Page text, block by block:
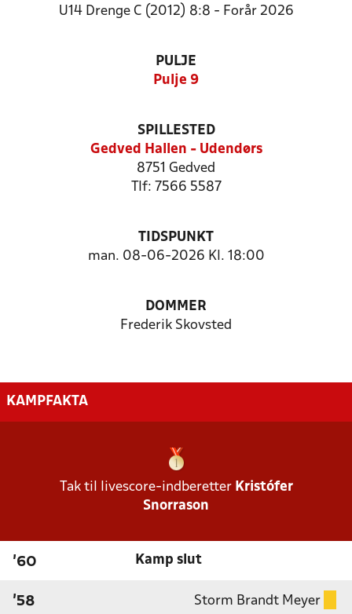
U14 Drenge C (2012) 8:8 - Forår 2026
PULJE
Pulje 9
SPILLESTED
Gedved Hallen - Udendørs
8751 Gedved
Tlf: 7566 5587
TIDSPUNKT
man. 08-06-2026 Kl. 18:00
DOMMER
Frederik Skovsted
KAMPFAKTA
Tak til livescore-indberetter Kristófer
Snorrason
'60 Kamp slut
'58 Storm Brandt Meyer